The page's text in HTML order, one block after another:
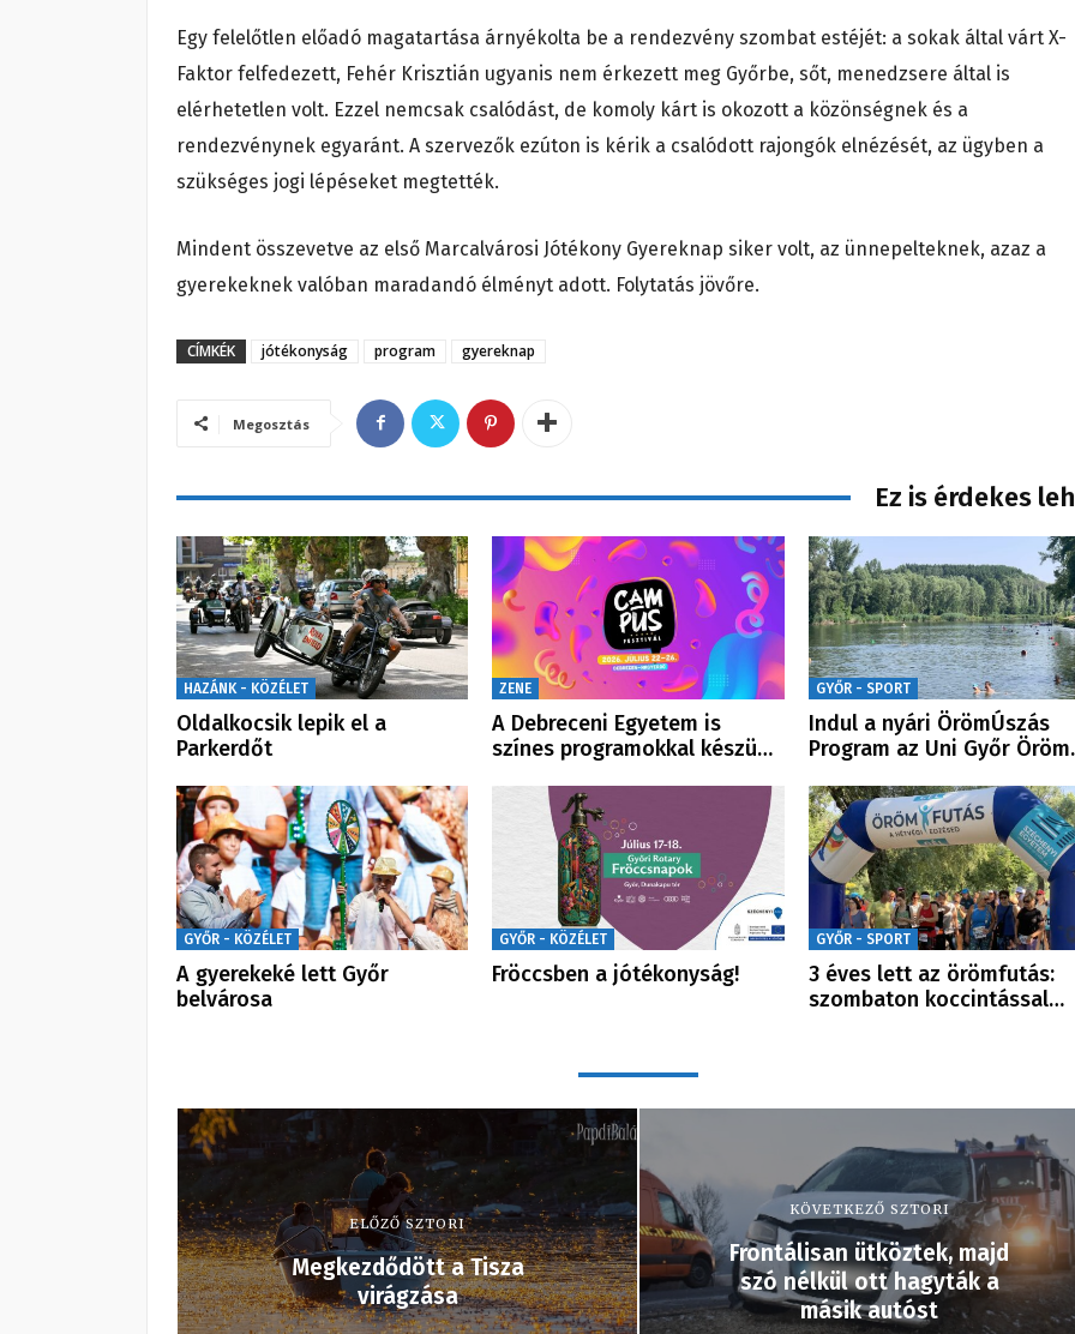
Egy felelőtlen előadó magatartása árnyékolta be a rendezvény szombat estéjét: a sokak által várt X-
Faktor felfedezett, Fehér Krisztián ugyanis nem érkezett meg Győrbe, sőt, menedzsere által is
elérhetetlen volt. Ezzel nemcsak csalódást, de komoly kárt is okozott a közönségnek és a
rendezvénynek egyaránt. A szervezők ezúton is kérik a csalódott rajongók elnézését, az ügyben a
szükséges jogi lépéseket megtették.
Mindent összevetve az első Marcalvárosi Jótékony Gyereknap siker volt, az ünnepelteknek, azaz a
gyerekeknek valóban maradandó élményt adott. Folytatás jövőre.
CÍMKÉK jótékonyság program gyereknap
Megosztás
Ez is érdekes
HAZÁNK - KÖZÉLET
Oldalkocsik lepik el a
Parkerdőt
ZENE
A Debreceni Egyetem is
színes programokkal készü…
GYŐR - SPORT
Indul a nyári ÖrömÚszás
Program az Uni Győr
GYŐR - KÖZÉLET
A gyerekeké lett Győr
belvárosa
GYŐR - KÖZÉLET
Fröccsben a jótékonyság!
GYŐR - SPORT
3 éves lett az örömfutás:
szombaton koccintással…
ELŐZŐ SZTORI
Megkezdődött a Tisza
virágzása
KÖVETKEZŐ SZTORI
Frontálisan ütköztek, majd
szó nélkül ott hagyták a
másik autóst